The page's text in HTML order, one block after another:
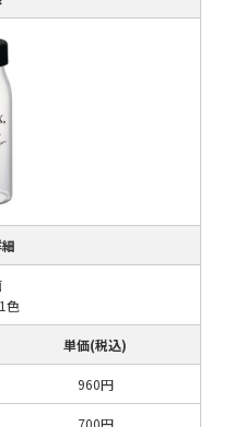
色
単価(税込)
960円
700円